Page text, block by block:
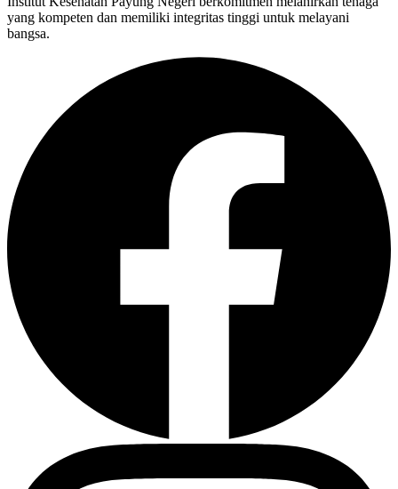
yang kompeten dan memiliki integritas tinggi untuk melayani
bangsa.